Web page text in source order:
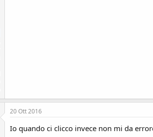
20 Ott 2016
Io quando ci clicco invece non mi da